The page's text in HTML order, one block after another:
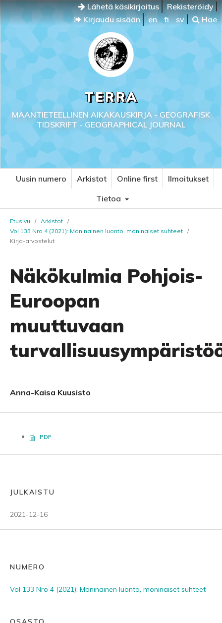
Lähetä käsikirjoitus
Rekisteröidy
Kirjaudu sisään
en fi sv Hae
TERRA
MAANTIETEELLINEN AIKAKAUSKIRJA - GEOGRAFISK
TIDSKRIFT - GEOGRAPHICAL JOURNAL
Uusin numero Arkistot Online first
Ilmoitukset
Tietoa
Etusivu / Arkistot /
Vol 133 Nro 4 (2021): Moninainen luonto, moninaiset suhteet /
Kirja-arvostelut
Näkökulmia Pohjois-
Euroopan
muuttuvaan
Anna-Kaisa Kuusisto
PDF
JULKAISTU
2021-12-16
NUMERO
Vol 133 Nro 4 (2021): Moninainen luonto, moninaiset suhteet